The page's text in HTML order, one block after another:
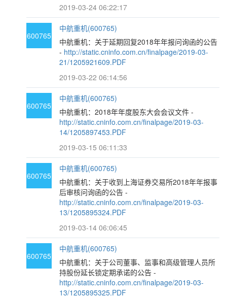
2019-03-24 06:22:17
600765
中航重机(600765)
中航重机：关于延期回复2018年年报问询函的公告
- http://static.cninfo.com.cn/finalpage/2019-03-
21/1205921609.PDF
2019-03-22 06:14:56
600765
中航重机(600765)
中航重机：2018年年度股东大会会议文件 -
http://static.cninfo.com.cn/finalpage/2019-03-
14/1205897453.PDF
2019-03-15 06:11:33
600765
中航重机(600765)
中航重机：关于收到上海证券交易所2018年年报事
后审核问询函的公告 -
http://static.cninfo.com.cn/finalpage/2019-03-
13/1205895324.PDF
2019-03-14 06:06:45
600765
中航重机(600765)
中航重机：关于公司董事、监事和高级管理人员所
持股份延长锁定期承诺的公告 -
http://static.cninfo.com.cn/finalpage/2019-03-
13/1205895325.PDF